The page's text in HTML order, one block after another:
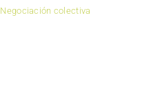
Negociación colectiva